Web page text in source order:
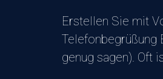
Erstellen Sie mit
Telefonbegrüßung
genug sagen). Oft